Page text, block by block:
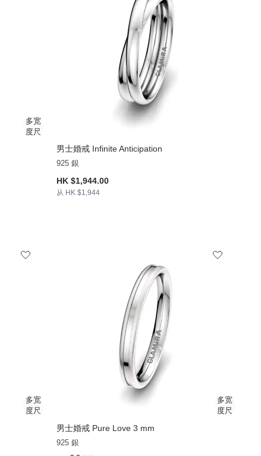
男士婚戒 Infinite Anticipation
925 銀
HK $1,944.00
从 HK $1,944
男士婚戒 Pure Love 3 mm
925 銀